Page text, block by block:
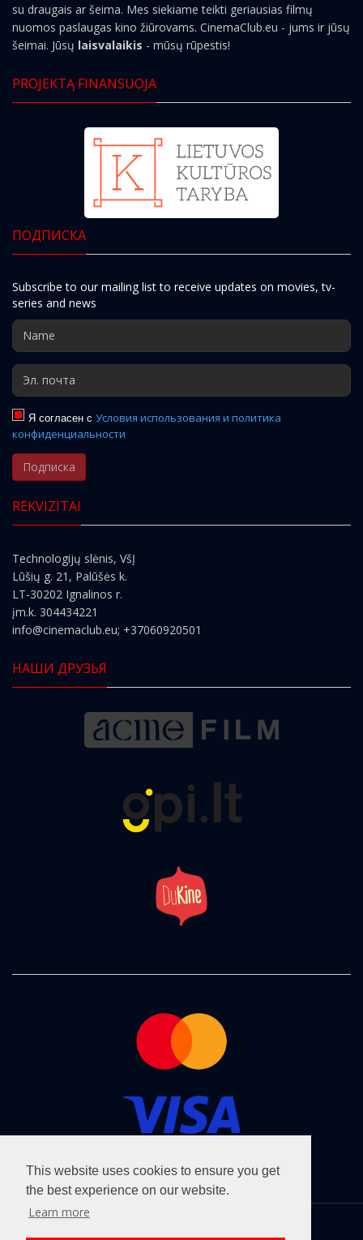
This website uses cookies to ensure you get
the best experience on our website.
Learn more
su draugais ar šeima. Mes siekiame teikti geriausias filmų
nuomos paslaugas kino žiūrovams. CinemaClub.eu - jums ir jūsų
šeimai. Jūsų laisvalaikis - mūsų rūpestis!
PROJEKTĄ FINANSUOJA
ПОДПИСКА
Subscribe to our mailing list to receive updates on movies, tv-
series and news
Я согласен с Условия использования и политика
конфиденциальности
Подписка
REKVIZITAI
Technologijų slėnis, VšĮ
Lūšių g. 21, Palūšės k.
LT-30202 Ignalinos r.
įm.k. 304434221
info@cinemaclub.eu; +37060920501
НАШИ ДРУЗЬЯ